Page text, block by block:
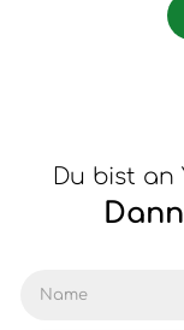
Du bist an